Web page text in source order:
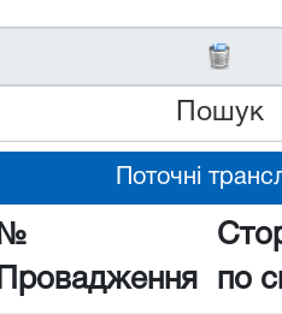
Пошук
Поточні
№
Провадження
по